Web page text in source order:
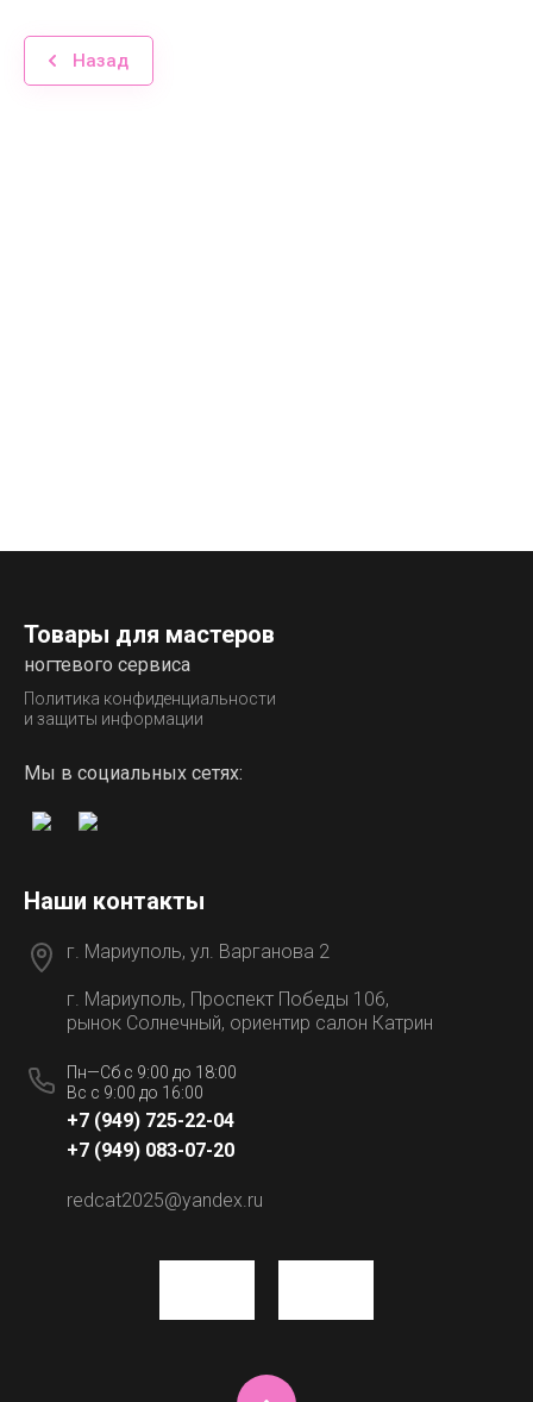
Назад
Товары для мастеров
ногтевого сервиса
Политика конфиденциальности
и защиты информации
Мы в социальных сетях:
Наши контакты
г. Мариуполь, ул. Варганова 2
г. Мариуполь, Проспект Победы 106,
рынок Солнечный, ориентир салон Катрин
Пн—Сб с 9:00 до 18:00
Вс с 9:00 до 16:00
+7 (949) 725-22-04
+7 (949) 083-07-20
redcat2025@yandex.ru